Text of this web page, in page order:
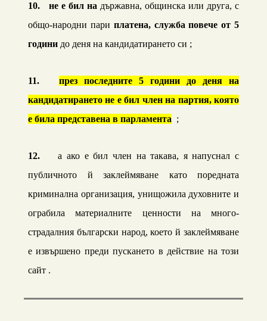
10. не е бил на държавна, общинска или друга, с
общо-народни пари платена, служба повече от5
години до деня на кандидатирането си ;
11.
през последните 5 години до деня на
кандидатирането не е бил член на партия, която
е била представена в парламента ;
12.
а ако е бил член на такава, я напуснал с
публичното й заклеймяване като поредната
криминална организация, унищожила духовните и
ограбила материалните ценности на много-
страдалния български народ, което й заклеймяване
е извършено преди пускането в действие на този
сайт .